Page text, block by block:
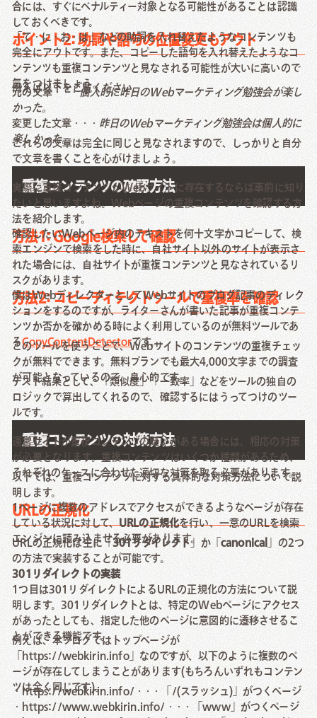
合には、すぐにペナルティー対象となる可能性があることは認識
しておくべきです。
ポイント2: 助詞や語句の位置変更もアウト
「て・に・お・は」などの助詞を入れ替えたようなコンテンツも
完全にアウトです。また、コピーした語句を入れ替えたようなコ
ンテンツも重複コンテンツと見なされる可能性が大いに高いので
気をつけましょう。
例えば以下をご覧ください。
元の文章・・・個人的に昨日のWebマーケティング勉強会が楽し
かった。
変更した文章・・・ 昨日のWebマーケティング勉強会は個人的に
楽しかった。
これらの文章は完全に同じと見なされますので、しっかりと自分
で文章を書くことを心がけましょう。
重複コンテンツの確認方法
実際に重複コンテンツがWebサイトに存在するならば事前に知り
たいと思いますよね。Webページの重複コンテンツを確認する方
法を紹介します。
方法1: Google検索して確認
確認したいWebページ内のテキストを何十文字かコピーして、検
索エンジンで検索をした時に、自社サイト以外のサイトが表示さ
れた場合には、自社サイトが重複コンテンツと見なされているリ
スクがあります。
方法2: コピーディテクトツールで重複率を確認
僕はWebディレクターとしてWebサイトのブログ記事のディレク
ションをするのですが、ライターさんが書いた記事が重複コンテ
ンツか否かを確かめる時によく利用しているのが無料ツールであ
るCopyContentDetectorです。
このツールを使うことで、Webサイトのコンテンツの重複チェッ
クが無料でできます。無料プランでも最大4,000文字までの調査
が可能となっているので、良心的です。
テスト結果として、「類似度」「一致率」などをツールの独自の
ロジックで算出してくれるので、確認するにはうってつけのツー
ルです。
重複コンテンツの対策方法
運営サイトが重複コンテンツの疑いがある場合には、相応の対策
が必要となります。重複コンテンツはいくつか種類があるため、
それぞれのケースに合わせた適切な対策を取る必要があります。
以下では、重複コンテンツに対する具体的な対策方法について説
明します。
URLの正規化
1ページに複数のアドレスでアクセスができるようなページが存在
している状況に対して、URLの正規化を行い、一意のURLを検索
エンジンに読み込ませる必要があります。
URLの正規化は主に「301リダイレクト」か「 canonical
」の2つ
の方法で実装することが可能です。
301リダイレクトの実装
1つ目は301リダイレクトによるURLの正規化の方法について説
明します。301リダイレクトとは、特定のWebページにアクセス
があったとしても、指定した他のページに意図的に遷移させるこ
とができる機能です。
例えば、本ブログではトップページが
「https://webkirin.info」なのですが、以下のように複数のペ
ージが存在してしまうことがあります(もちろんいずれもコンテン
ツは全く同じです)。
・https://webkirin.info/・・・「/(スラッシュ)」がつくページ
・https://www.webkirin.info/・・・「www」がつくページ